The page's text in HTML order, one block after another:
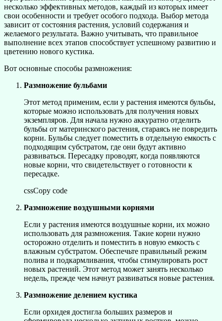
несколько эффективных методов, каждый из которых имеет
свои особенности и требует особого подхода. Выбор метода
зависит от состояния растения, условий содержания и
желаемого результата. Важно учитывать, что правильное
выполнение всех этапов способствует успешному развитию и
цветению нового кустика.
Вот основные способы размножения:
Размножение бульбами
Этот метод применим, если у растения имеются бульбы,
которые можно использовать для получения новых
экземпляров. Для начала нужно аккуратно отделить
бульбы от материнского растения, стараясь не повредить
корни. Бульбы следует поместить в отдельную емкость с
подходящим субстратом, где они будут активно
развиваться. Пересадку проводят, когда появляются
новые корни, что свидетельствует о готовности к
пересадке.
cssCopy code
Размножение воздушными корнями
Если у растения имеются воздушные корни, их можно
использовать для размножения. Такие корни нужно
осторожно отделить и поместить в новую емкость с
влажным субстратом. Обеспечьте правильный режим
полива и подкармливания, чтобы стимулировать рост
новых растений. Этот метод может занять несколько
недель, прежде чем начнут развиваться новые растения.
Размножение делением кустика
Если орхидея достигла больших размеров и